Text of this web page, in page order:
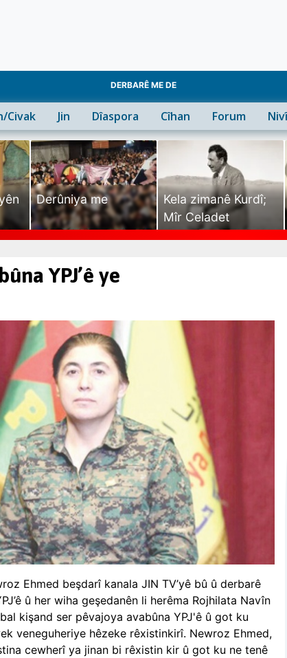
DERBARÊ ME DE
Civak Jin Dîaspora Cîhan Forum
Derûniya me
Kela zimanê Kurdî;
Mîr Celadet
YPJ’ê ye
Ehmed beşdarî kanala JIN TV’yê bû û derbarê
û her wiha geşedanên li herêma Rojhilata Navîn
kişand ser pêvajoya avabûna YPJ'ê û got ku
veneguheriye hêzeke rêxistinkirî. Newroz Ehmed,
cewherî ya jinan bi rêxistin kir û got ku ne tenê